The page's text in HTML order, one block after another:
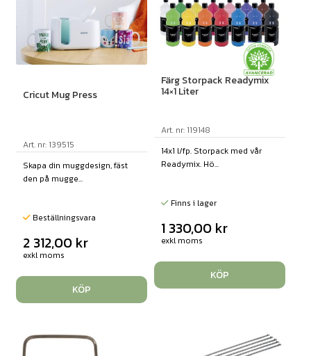
Cricut Mug Press
Art. nr: 139515
Skapa din muggdesign, fäst
den på mugge...
Beställningsvara
2 312,00 kr
exkl moms
KÖP
Färg Storpack Readymix
14×1 Liter
Art. nr: 119148
14x1 l/fp. Storpack med vår
Readymix. Hö...
Finns i lager
1 330,00 kr
exkl moms
KÖP